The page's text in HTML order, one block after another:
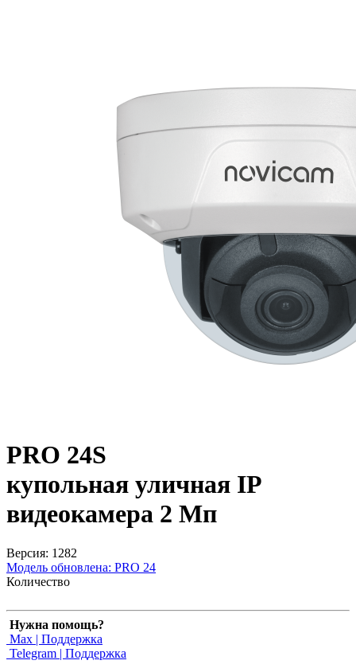
PRO 24S
купольная уличная IP
видеокамера 2 Мп
Версия: 1282
Модель обновлена: PRO 24
Количество
Нужна помощь?
Max | Поддержка
Telegram | Поддержка